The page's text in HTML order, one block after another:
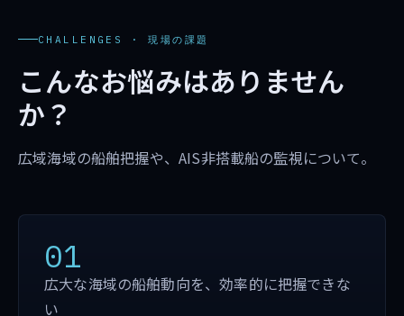
CHALLENGES · 現場の課題
こんなお悩みはありません
か？
広域海域の船舶把握や、AIS非搭載船の監視について。
01
広大な海域の船舶動向を、効率的に把握できな
い